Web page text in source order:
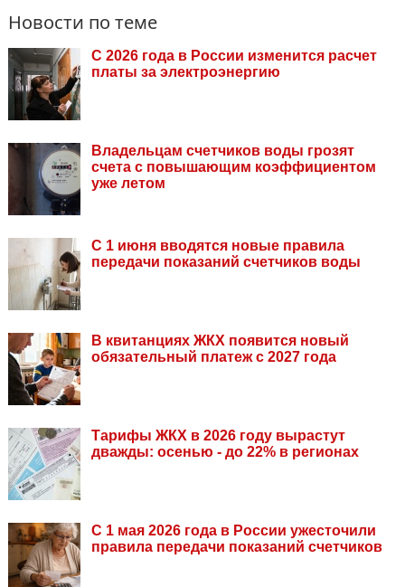
Новости по теме
С 2026 года в России изменится расчет
платы за электроэнергию
Владельцам счетчиков воды грозят
счета с повышающим коэффициентом
уже летом
С 1 июня вводятся новые правила
передачи показаний счетчиков воды
В квитанциях ЖКХ появится новый
обязательный платеж с 2027 года
Тарифы ЖКХ в 2026 году вырастут
дважды: осенью - до 22% в регионах
С 1 мая 2026 года в России ужесточили
правила передачи показаний счетчиков